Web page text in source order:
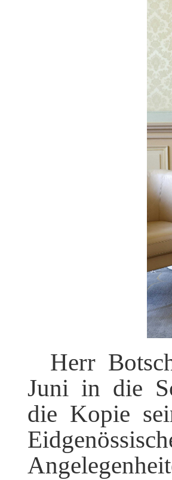
Herr
Juni in die
die Kopie